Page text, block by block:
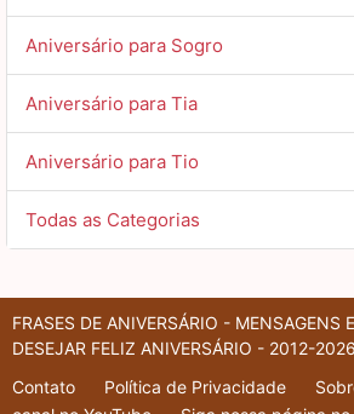
Aniversário para Sogro
Aniversário para Tia
Aniversário para Tio
Todas as Categorias
FRASES DE ANIVERSÁRIO - MENSAGENS
DESEJAR FELIZ ANIVERSÁRIO - 2012-2026
Contato
Política de Privacidade